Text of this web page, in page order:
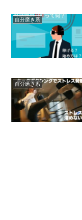
自分磨き系
自分磨き系